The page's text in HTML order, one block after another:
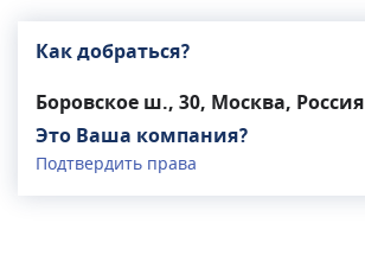
Как добраться?
Боровское ш., 30, Москва, Россия
Это Ваша компания?
Подтвердить права